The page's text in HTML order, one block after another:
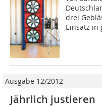
drei
Einsatz in
Ausgabe 12/2012
Jährlich justieren